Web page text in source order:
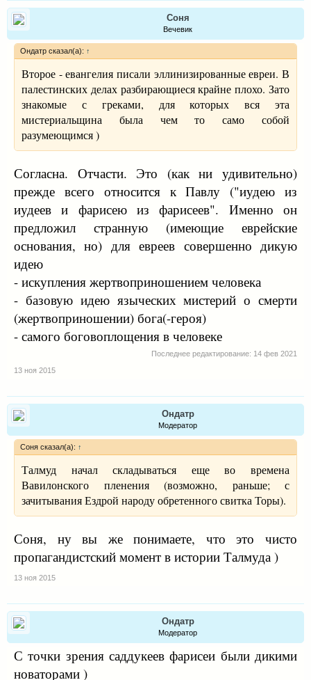
Соня
Вечевик
Ондатр сказал(а): ↑
Второе - евангелия писали эллинизированные евреи. В
палестинских делах разбирающиеся крайне плохо. Зато
знакомые с греками, для которых вся эта
мистериальщина была чем то само собой
разумеющимся )
Согласна. Отчасти. Это (как ни удивительно)
прежде всего относится к Павлу ("иудею из
иудеев и фарисею из фарисеев". Именно он
предложил странную (имеющие еврейские
основания, но) для евреев совершенно дикую
идею
- искупления жертвоприношением человека
- базовую идею языческих мистерий о смерти
(жертвоприношении) бога(-героя)
- самого боговоплощения в человеке
Последнее редактирование: 14 фев 2021
13 ноя 2015
Ондатр
Модератор
Соня сказал(а): ↑
Талмуд начал складываться еще во времена
Вавилонского пленения (возможно, раньше; с
зачитывания Ездрой народу обретенного свитка Торы).
Соня, ну вы же понимаете, что это чисто
пропагандистский момент в истории Талмуда )
13 ноя 2015
Ондатр
Модератор
С точки зрения саддукеев фарисеи были дикими
новаторами )